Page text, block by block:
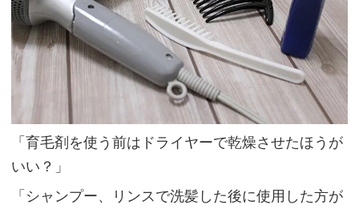
「育毛剤を使う前はドライヤーで乾燥させたほうが
いい？」
「シャンプー、リンスで洗髪した後に使用した方が